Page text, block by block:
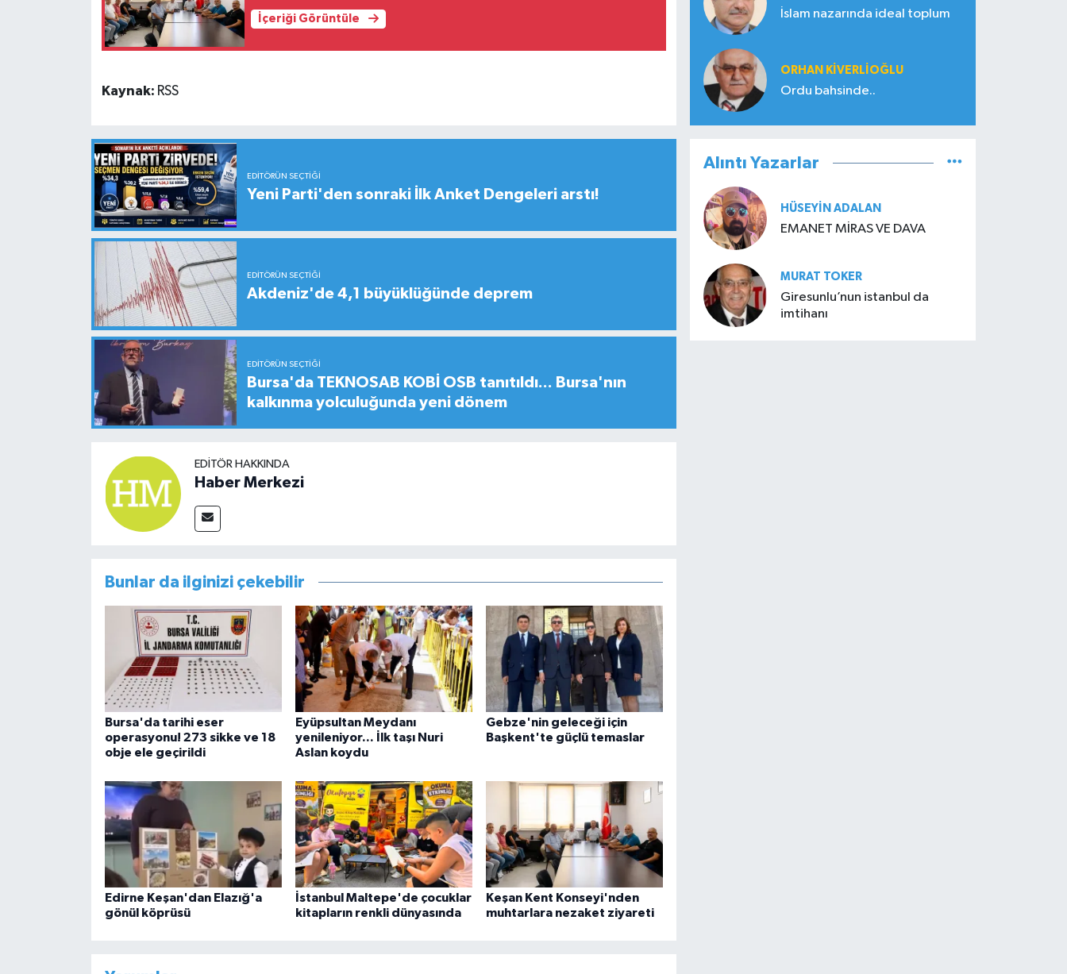
İçeriği Görüntüle
Kaynak: RSS
EDITÖRÜN SEÇTIĞI
Yeni Parti'den sonraki İlk Anket Dengeleri arstı!
EDITÖRÜN SEÇTIĞI
Akdeniz'de 4,1 büyüklüğünde deprem
EDITÖRÜN SEÇTIĞI
Bursa'da TEKNOSAB KOBİ OSB tanıtıldı... Bursa'nın
kalkınma yolculuğunda yeni dönem
EDITÖR HAKKINDA
Haber Merkezi
Bunlar da ilginizi çekebilir
Bursa'da tarihi eser
operasyonu! 273 sikke ve 18
obje ele geçirildi
Eyüpsultan Meydanı
yenileniyor... İlk taşı Nuri
Aslan koydu
Gebze'nin geleceği için
Başkent'te güçlü temaslar
Edirne Keşan'dan Elazığ'a
gönül köprüsü
İstanbul Maltepe'de çocuklar
kitapların renkli dünyasında
Keşan Kent Konseyi'nden
muhtarlara nezaket ziyareti
İslam nazarında ideal toplum
ORHAN KIVERLIOĞLU
Ordu bahsinde..
Alıntı Yazarlar
HÜSEYIN ADALAN
EMANET MİRAS VE DAVA
MURAT TOKER
Giresunlu’nun istanbul da
imtihanı